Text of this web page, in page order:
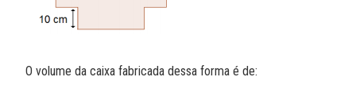
O volume da caixa fabricada dessa forma é de: